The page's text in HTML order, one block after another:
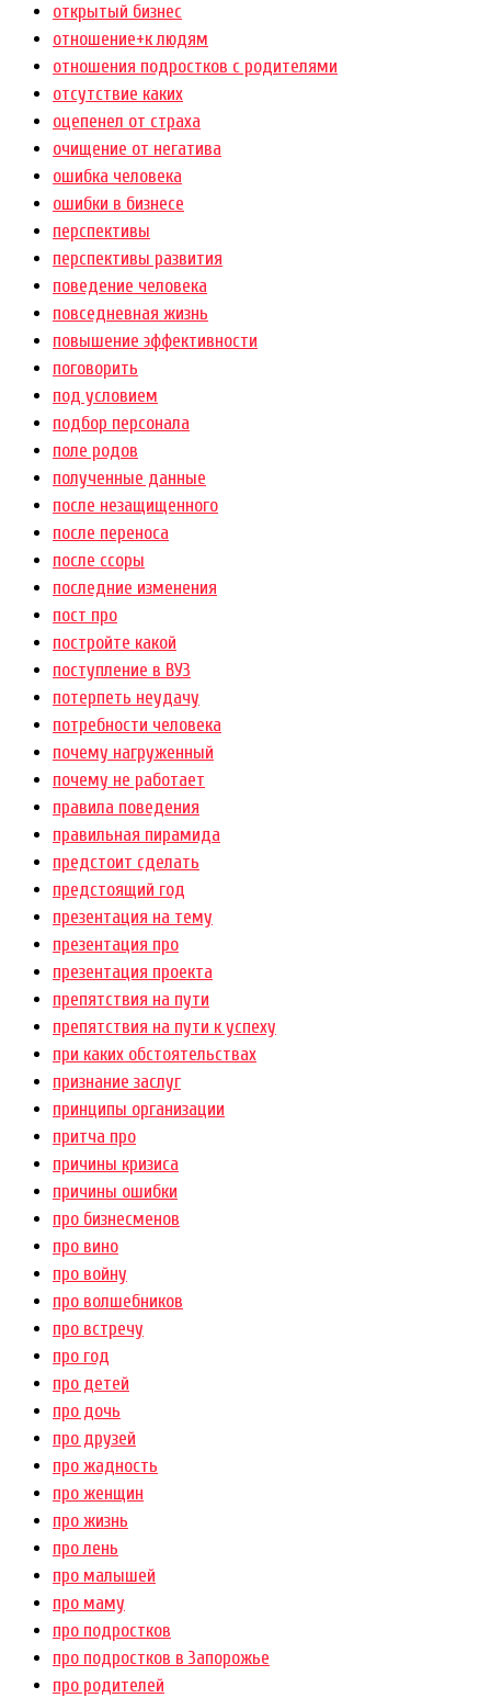
открытый бизнес
отношение+к людям
отношения подростков с родителями
отсутствие каких
оцепенел от страха
очищение от негатива
ошибка человека
ошибки в бизнесе
перспективы
перспективы развития
поведение человека
повседневная жизнь
повышение эффективности
поговорить
под условием
подбор персонала
поле родов
полученные данные
после незащищенного
после переноса
после ссоры
последние изменения
пост про
постройте какой
поступление в ВУЗ
потерпеть неудачу
потребности человека
почему нагруженный
почему не работает
правила поведения
правильная пирамида
предстоит сделать
предстоящий год
презентация на тему
презентация про
презентация проекта
препятствия на пути
препятствия на пути к успеху
при каких обстоятельствах
признание заслуг
принципы организации
притча про
причины кризиса
причины ошибки
про бизнесменов
про вино
про войну
про волшебников
про встречу
про год
про детей
про дочь
про друзей
про жадность
про женщин
про жизнь
про лень
про малышей
про маму
про подростков
про подростков в Запорожье
про родителей